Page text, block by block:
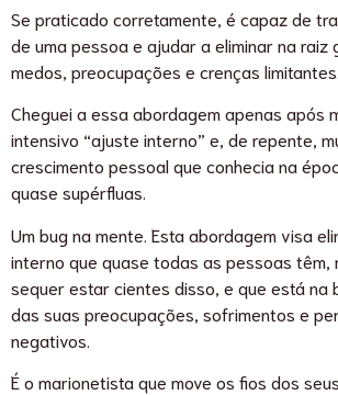
Se praticado corretamente, é capaz de
de uma pessoa e ajudar a eliminar na raiz
medos, preocupações e crenças limitantes.
Cheguei a essa abordagem apenas após
intensivo “ajuste interno” e, de repente,
crescimento pessoal que conhecia na
quase supérfluas.
Um bug na mente. Esta abordagem visa
interno que quase todas as pessoas têm,
sequer estar cientes disso, e que está na
das suas preocupações, sofrimentos e
negativos.
É o marionetista que move os fios dos